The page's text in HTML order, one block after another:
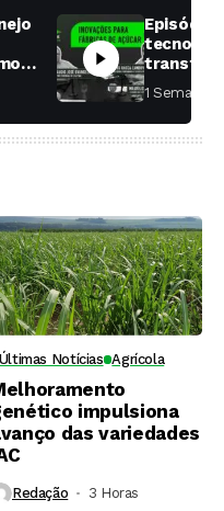
Episódio
fábricas
1 Semana ⁮
Notícias Agrícola
impulsiona
das variedades
Redação 3 Horas ⁮